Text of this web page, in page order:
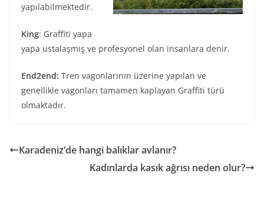
yapılabilmektedir.
King: Graffiti yapa
yapa ustalaşmış ve profesyonel olan insanlara denir.
End2end: Tren vagonlarının üzerine yapılan ve
genellikle vagonları tamamen kaplayan Graffiti türü
olmaktadır.
Karadeniz’de hangi balıklar avlanır?
Kadınlarda kasık ağrısı neden olur?